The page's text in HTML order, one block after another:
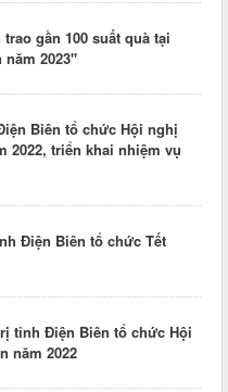
gần 100 suất quà tại
2023"
Biên tổ chức Hội nghị
2022, triển khai nhiệm vụ
Điện Biên tổ chức Tết
tỉnh Điện Biên tổ chức Hội
năm 2022